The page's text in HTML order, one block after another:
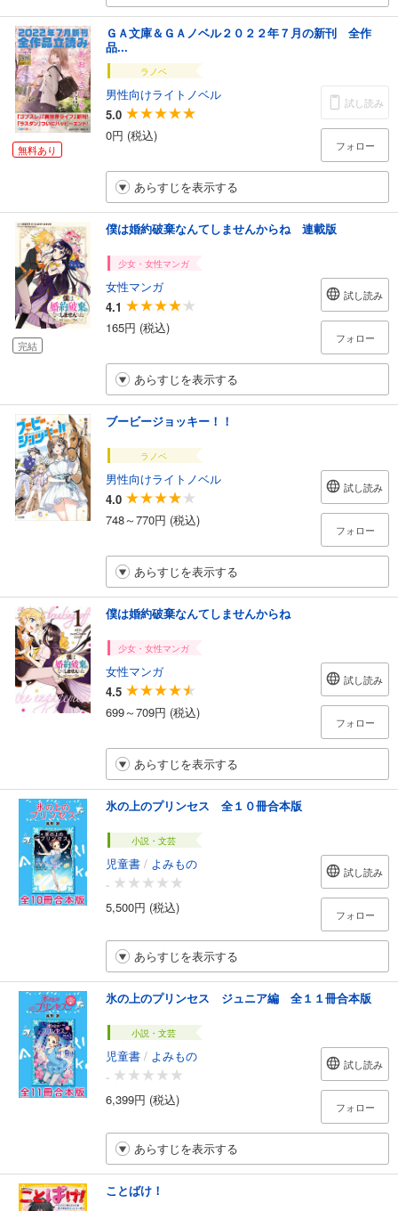
無料あり
ＧＡ文庫＆ＧＡノベル２０２２年７月の新刊 全作
品...
ラノベ
男性向けライトノベル
5.0
0円 (税込)
試し読み
フォロー
あらすじを表示する
完結
僕は婚約破棄なんてしませんからね 連載版
少女・女性マンガ
女性マンガ
4.1
165円 (税込)
試し読み
フォロー
あらすじを表示する
ブービージョッキー！！
ラノベ
男性向けライトノベル
4.0
748～770円 (税込)
試し読み
フォロー
あらすじを表示する
僕は婚約破棄なんてしませんからね
少女・女性マンガ
女性マンガ
4.5
699～709円 (税込)
試し読み
フォロー
あらすじを表示する
氷の上のプリンセス 全１０冊合本版
小説・文芸
児童書 / よみもの
-
5,500円 (税込)
試し読み
フォロー
あらすじを表示する
氷の上のプリンセス ジュニア編 全１１冊合本版
小説・文芸
児童書 / よみもの
-
6,399円 (税込)
試し読み
フォロー
あらすじを表示する
ことばけ！